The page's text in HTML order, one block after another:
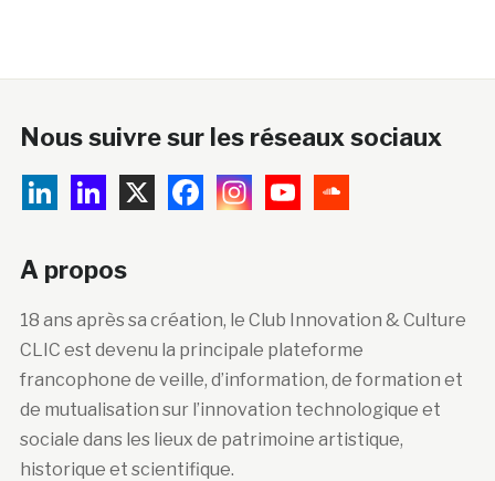
Nous suivre sur les réseaux sociaux
A propos
18 ans après sa création, le Club Innovation & Culture
CLIC est devenu la principale plateforme
francophone de veille, d’information, de formation et
de mutualisation sur l’innovation technologique et
sociale dans les lieux de patrimoine artistique,
historique et scientifique.